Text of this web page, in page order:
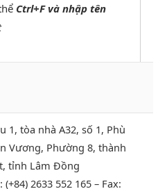
Ctrl+F và nhập tên
1, tòa nhà A32, số 1, Phù
Vương, Phường 8, thành
tỉnh Lâm Đồng
2633 552 165 – Fax: